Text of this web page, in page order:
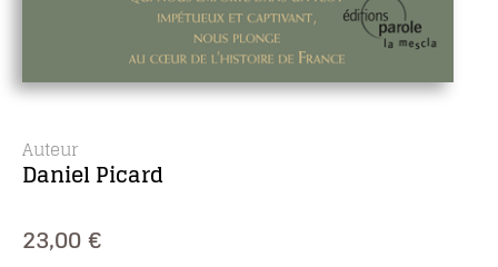
Auteur
Daniel Picard
23,00€